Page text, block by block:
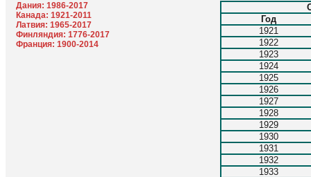
Дания: 1986-2017
Канада: 1921-2011
Латвия: 1965-2017
Финляндия: 1776-2017
Франция: 1900-2014
Год
1921
1922
1923
1924
1925
1926
1927
1928
1929
1930
1931
1932
1933